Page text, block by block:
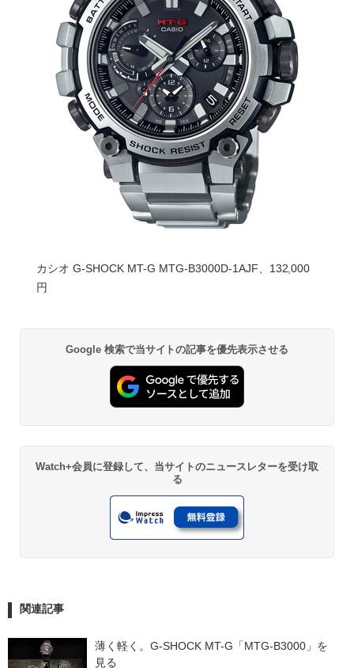
カシオ G-SHOCK MT-G MTG-B3000D-1AJF、132,000
円
Google 検索で当サイトの記事を優先表示させる
Watch+会員に登録して、当サイトのニュースレターを受け取
る
関連記事
薄く軽く。G-SHOCK MT-G「MTG-B3000」を
見る